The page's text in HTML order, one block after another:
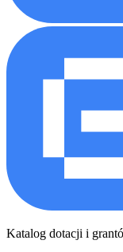
Katalog dotacji i